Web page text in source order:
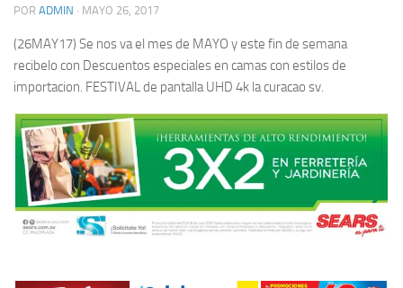
POR ADMIN · MAYO 26, 2017
(26MAY17) Se nos va el mes de MAYO y este fin de semana
recibelo con Descuentos especiales en camas con estilos de
importacion. FESTIVAL de pantalla UHD 4k la curacao sv.